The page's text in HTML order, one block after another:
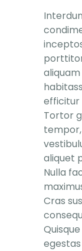
efficitur
Tortor
aliquet
Nulla
Cras